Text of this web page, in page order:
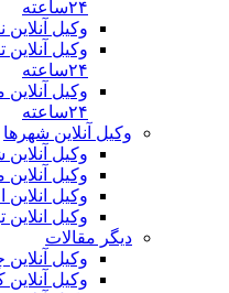
۲۴ساعته
وکیل آنلاین
وکیل
۲۴ساعته
وکیل
۲۴ساعته
وکیل آنلاین شهرها
وکیل آنلاین
وکیل آنلاین
وکیل انلاین
وکیل انلاین
دیگر مقالات
وکیل آنلاین
وکیل آنلاین